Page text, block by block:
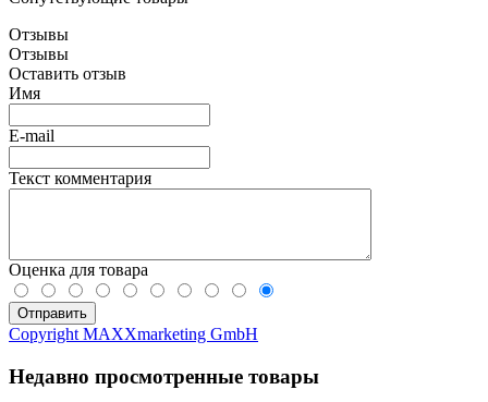
Отзывы
Отзывы
Оставить отзыв
Имя
E-mail
Текст комментария
Оценка для товара
Copyright MAXXmarketing GmbH
Недавно просмотренные товары